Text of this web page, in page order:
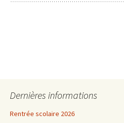
Dernières informations
Rentrée scolaire 2026